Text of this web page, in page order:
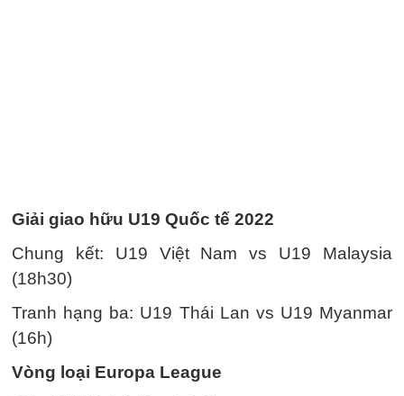
Giải giao hữu U19 Quốc tế 2022
Chung kết: U19 Việt Nam vs U19 Malaysia
(18h30)
Tranh hạng ba: U19 Thái Lan vs U19 Myanmar
(16h)
Vòng loại Europa League